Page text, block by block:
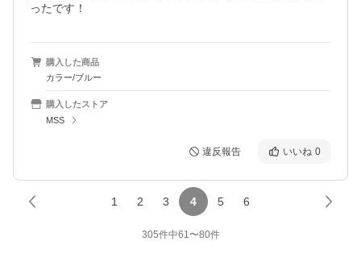
ったです！
購入した商品
カラー/ブルー
購入したストア
MSS
違反報告 いいね 0
1 2 3 4 5 6
305件中61〜80件